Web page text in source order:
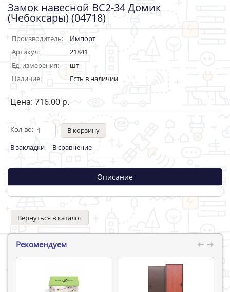
Замок навесной ВС2-34 Домик
(Чебоксары) (04718)
Производитель:
Импорт
Артикул:
21841
Ед. измерения:
шт
Наличие:
Есть в наличии
Цена: 716.00 р.
Кол-во:
В закладки
В сравнение
Описание
Вернуться в каталог
Рекомендуем